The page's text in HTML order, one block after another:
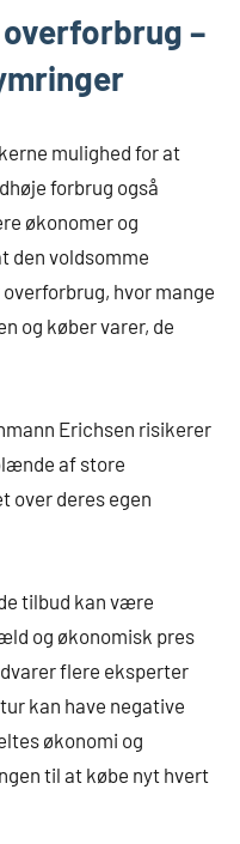
–
mulighed for at
forbrug også
økonomer og
den voldsomme
hvor mange
og køber varer, de
Erichsen risikerer
af store
over deres egen
tilbud kan være
og økonomisk pres
flere eksperter
kan have negative
økonomi og
til at købe nyt hvert